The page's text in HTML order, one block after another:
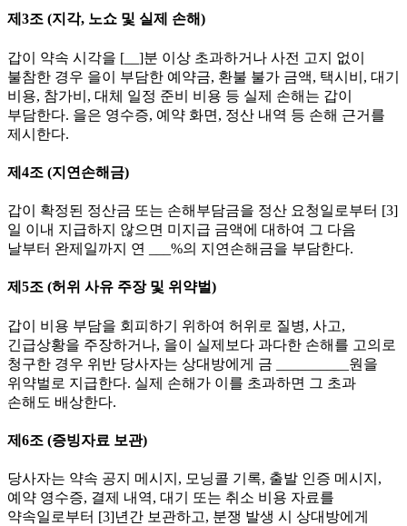
제3조 (지각, 노쇼 및 실제 손해)
갑이 약속 시각을 [__]분 이상 초과하거나 사전 고지 없이
불참한 경우 을이 부담한 예약금, 환불 불가 금액, 택시비, 대기
비용, 참가비, 대체 일정 준비 비용 등 실제 손해는 갑이
부담한다. 을은 영수증, 예약 화면, 정산 내역 등 손해 근거를
제시한다.
제4조 (지연손해금)
갑이 확정된 정산금 또는 손해부담금을 정산 요청일로부터 [3]
일 이내 지급하지 않으면 미지급 금액에 대하여 그 다음
날부터 완제일까지 연 ___%의 지연손해금을 부담한다.
제5조 (허위 사유 주장 및 위약벌)
갑이 비용 부담을 회피하기 위하여 허위로 질병, 사고,
긴급상황을 주장하거나, 을이 실제보다 과다한 손해를 고의로
청구한 경우 위반 당사자는 상대방에게 금 __________원을
위약벌로 지급한다. 실제 손해가 이를 초과하면 그 초과
손해도 배상한다.
제6조 (증빙자료 보관)
당사자는 약속 공지 메시지, 모닝콜 기록, 출발 인증 메시지,
예약 영수증, 결제 내역, 대기 또는 취소 비용 자료를
약속일로부터 [3]년간 보관하고, 분쟁 발생 시 상대방에게